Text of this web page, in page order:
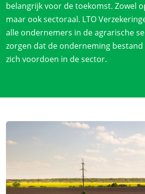
belangrijk voor de toekomst. Zowel
maar ook sectoraal. LTO
alle ondernemers in de agrarische
zorgen dat de onderneming bestand
zich voordoen in de sector.